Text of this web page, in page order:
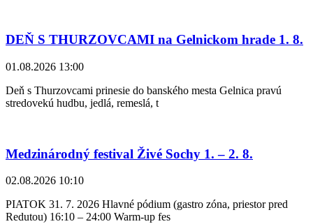
DEŇ S THURZOVCAMI na Gelnickom hrade 1. 8.
01.08.2026 13:00
Deň s Thurzovcami prinesie do banského mesta Gelnica pravú
stredovekú hudbu, jedlá, remeslá, t
Medzinárodný festival Živé Sochy 1. – 2. 8.
02.08.2026 10:10
PIATOK 31. 7. 2026 Hlavné pódium (gastro zóna, priestor pred
Redutou) 16:10 – 24:00 Warm-up fes